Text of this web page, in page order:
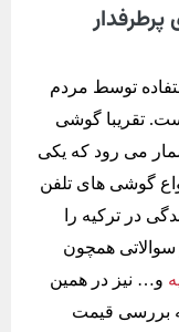
توسط مردم
تقریبا گوشی
می رود که یکی
گوشی های تلفن
در ترکیه را
سوالاتی همچون
و… نیز در همین
بررسی قیمت